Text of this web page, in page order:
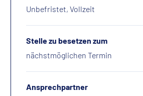
Unbefristet, Vollzeit
Stelle zu besetzen zum
nächstmöglichen Termin
Ansprechpartner